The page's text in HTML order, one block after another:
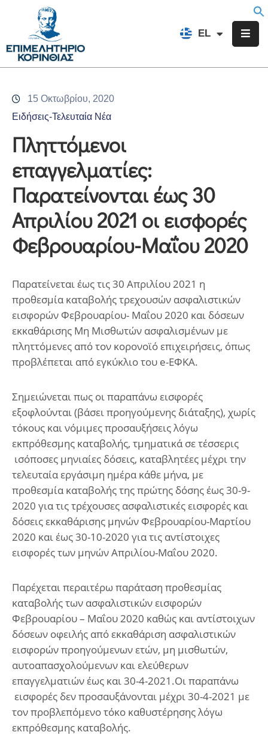
EL
FR
Επιμελητήριο
Υπηρεσίες
Προγράμματα
Εκδηλώσεις
Επικοινωνία
15 Οκτωβρίου, 2020
Ειδήσεις-Τελευταία Νέα
Πληττόμενοι
επαγγελματίες:
Παρατείνονται έως 30
Απριλίου 2021 οι εισφορές
Φεβρουαρίου-Μαΐου 2020
Παρατείνεται έως τις 30 Απριλίου 2021 η
προθεσμία καταβολής τρεχουσών ασφαλιστικών
εισφορών Φεβρουαρίου- Μαΐου 2020 και δόσεων
εκκαθάρισης Μη Μισθωτών ασφαλισμένων με
πληττόμενες από τον κορονοϊό επιχειρήσεις, όπως
προβλέπεται από εγκύκλιο του e-ΕΦΚΑ.
Σημειώνεται πως οι παραπάνω εισφορές
εξοφλούνται (βάσει προηγούμενης διάταξης), χωρίς
τόκους και νόμιμες προσαυξήσεις λόγω
εκπρόθεσμης καταβολής, τμηματικά σε τέσσερις
ισόποσες μηνιαίες δόσεις, καταβλητέες μέχρι την
τελευταία εργάσιμη ημέρα κάθε μήνα, με
προθεσμία καταβολής της πρώτης δόσης έως 30-9-
2020 για τις τρέχουσες ασφαλιστικές εισφορές και
δόσεις εκκαθάρισης μηνών Φεβρουαρίου-Μαρτίου
2020 και έως 30-10-2020 για τις αντίστοιχες
εισφορές των μηνών Απριλίου-Μαΐου 2020.
Παρέχεται περαιτέρω παράταση προθεσμίας
καταβολής των ασφαλιστικών εισφορών
Φεβρουαρίου – Μαΐου 2020 καθώς και αντίστοιχων
δόσεων οφειλής από εκκαθάριση ασφαλιστικών
εισφορών προηγούμενων ετών, μη μισθωτών,
αυτοαπασχολούμενων και ελεύθερων
επαγγελματιών έως και 30-4-2021.Οι παραπάνω
εισφορές δεν προσαυξάνονται μέχρι 30-4-2021 με
τον προβλεπόμενο τόκο καθυστέρησης λόγω
εκπρόθεσμης καταβολής.